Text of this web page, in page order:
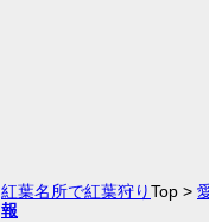
紅葉名所で紅葉狩りTop >
報